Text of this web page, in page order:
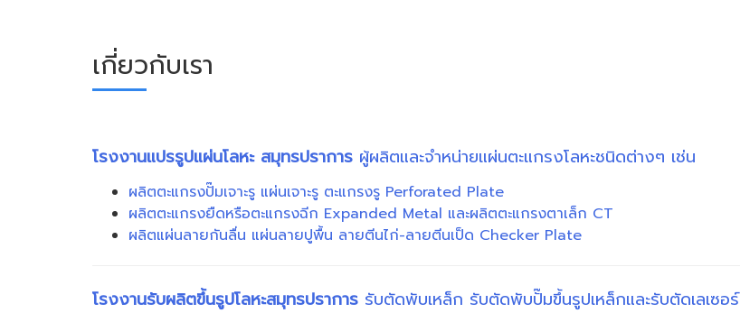
เกี่ยวกับเรา
โรงงานแปรรูปแผ่นโลหะ สมุทรปราการ ผู้ผลิตและจำหน่ายแผ่นตะแกรงโลหะชนิดต่างๆ เช่น
ผลิตตะแกรงปั๊มเจาะรู แผ่นเจาะรู ตะแกรงรู Perforated Plate
ผลิตตะแกรงยืดหรือตะแกรงฉีก Expanded Metal และผลิตตะแกรงตาเล็ก CT
ผลิตแผ่นลายกันลื่น แผ่นลายปูพื้น ลายตีนไก่-ลายตีนเป็ด Checker Plate
โรงงานรับผลิตขึ้นรูปโลหะสมุทรปราการ รับตัดพับเหล็ก รับตัดพับปั๊มขึ้นรูปเหล็กและรับตัดเลเซอร์